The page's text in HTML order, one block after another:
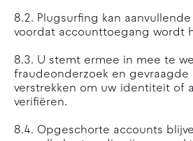
8.2. Plugsurfing kan
voordat accounttoegang wordt
8.3. U stemt ermee in mee te
fraudeonderzoek en gevraagde
verstrekken om uw identiteit of
verifiëren.
8.4. Opgeschorte accounts